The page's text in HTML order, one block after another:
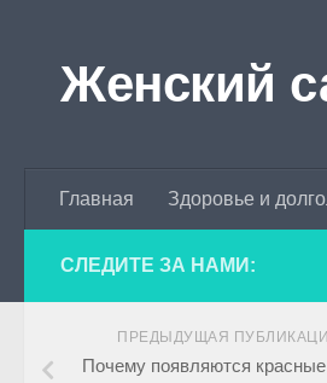
Женский
Главная Здоровье и
СЛЕДИТЕ ЗА НАМИ:
ПРЕДЫДУЩАЯ
Почему появляются красные